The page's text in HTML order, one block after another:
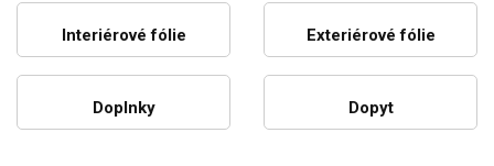
Interiérové fólie Exteriérové fólie
Doplnky Dopyt